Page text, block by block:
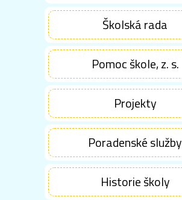
Školská rada
Pomoc škole, z. s.
Projekty
Poradenské služby
Historie školy